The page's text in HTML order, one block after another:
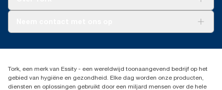
Dispenserklacht
02 766 05 30
Essity Belgium NV
Berkenlaan 8B
Tork, een merk van Essity - een wereldwijd toonaangevend bedrijf op het
gebied van hygiëne en gezondheid. Elke dag worden onze producten,
diensten en oplossingen gebruikt door een miljard mensen over de hele